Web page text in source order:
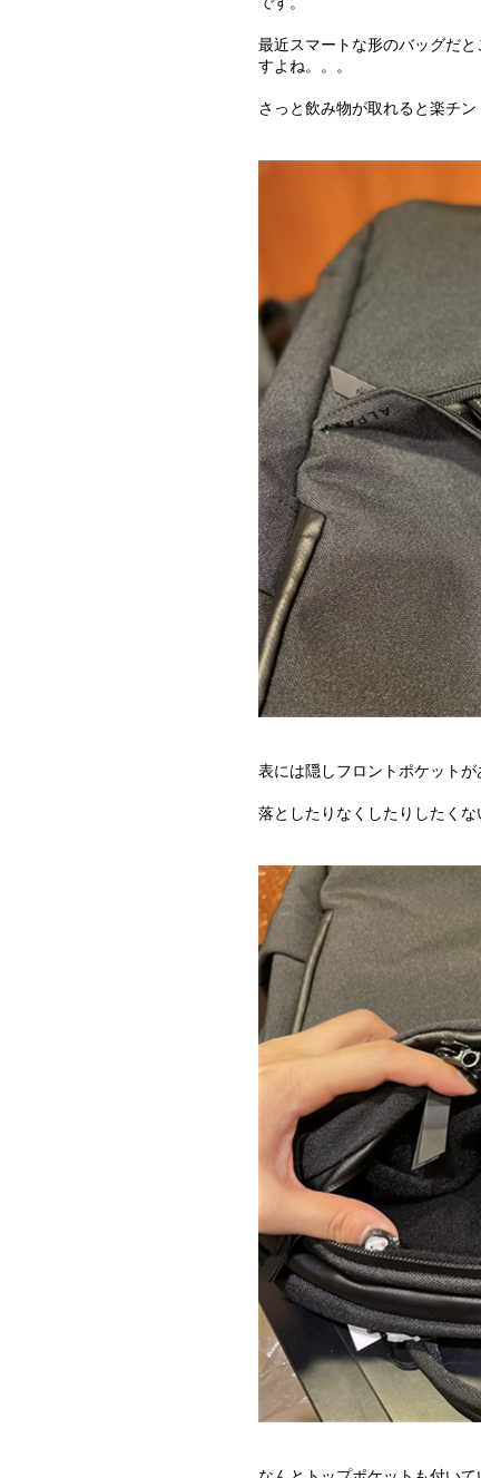
最近スマートな形のバッグだ
すよね。。。
さっと飲み物が取れると楽チン
表には隠しフロントポケット
落としたりなくしたりしたく